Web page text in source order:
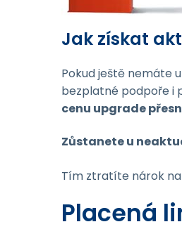
Jak získat
Pokud ještě nemáte
bezplatné podpoře i
cenu upgrade
Zůstanete u
Tím ztratíte nárok
Placená